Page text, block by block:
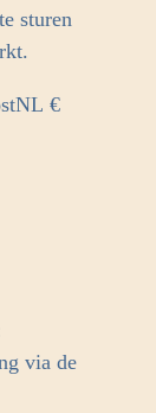
sturen
€
via de